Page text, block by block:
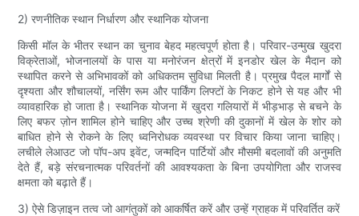
2) रणनीतिक स्थान निर्धारण और स्थानिक योजना
किसी मॉल के भीतर स्थान का चुनाव बेहद महत्वपूर्ण होता है। परिवार-उन्मुख खुदरा
विक्रेताओं, भोजनालयों के पास या मनोरंजन क्षेत्रों में इनडोर खेल के मैदान को
स्थापित करने से अभिभावकों को अधिकतम सुविधा मिलती है। प्रमुख पैदल मार्गों से
दृश्यता और शौचालयों, नर्सिंग रूम और पार्किंग लिफ्टों के निकट होने से यह और भी
व्यावहारिक हो जाता है। स्थानिक योजना में खुदरा गलियारों में भीड़भाड़ से बचने के
लिए बफर ज़ोन शामिल होने चाहिए और उच्च श्रेणी की दुकानों में खेल के शोर को
बाधित होने से रोकने के लिए ध्वनिरोधक व्यवस्था पर विचार किया जाना चाहिए।
लचीले लेआउट जो पॉप-अप इवेंट, जन्मदिन पार्टियों और मौसमी बदलावों की अनुमति
देते हैं, बड़े संरचनात्मक परिवर्तनों की आवश्यकता के बिना उपयोगिता और राजस्व
क्षमता को बढ़ाते हैं।
3) ऐसे डिज़ाइन तत्व जो आगंतुकों को आकर्षित करें और उन्हें ग्राहक में परिवर्तित करें